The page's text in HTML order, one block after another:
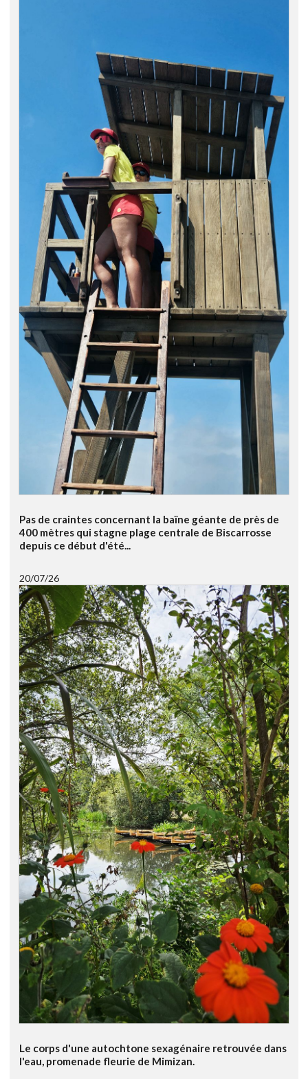
Pas de craintes concernant la baïne géante de près de
400 mètres qui stagne plage centrale de Biscarrosse
depuis ce début d'été...
20/07/26
Le corps d'une autochtone sexagénaire retrouvée dans
l'eau, promenade fleurie de Mimizan.